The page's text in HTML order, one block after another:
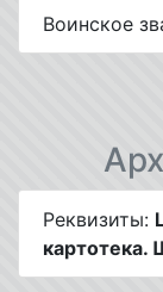
Воинское
Реквизиты: